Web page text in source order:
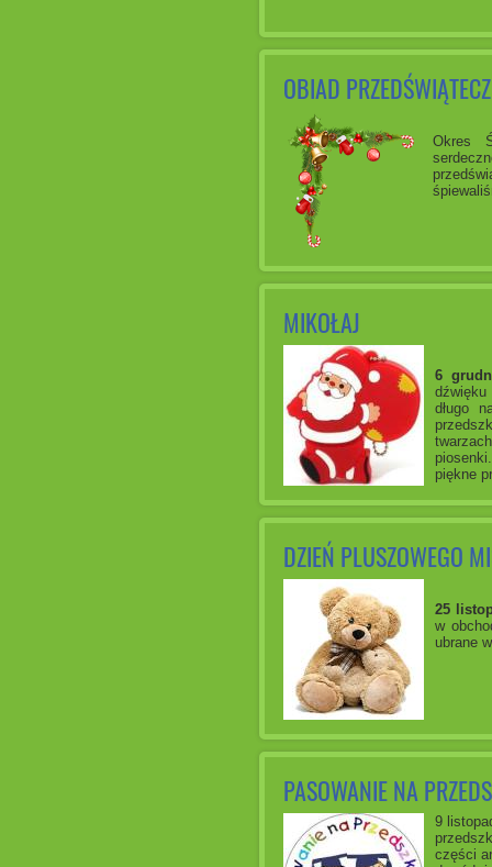
OBIAD
Okres
MIKOŁAJ
6
dźwięku
długo
piękne
DZIEŃ PLUSZOWEGO
25
w
ubrane
PASOWANIE NA
9
części